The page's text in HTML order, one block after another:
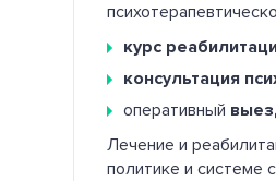
курс
консультация
оперативный
Лечение и
политике и системе